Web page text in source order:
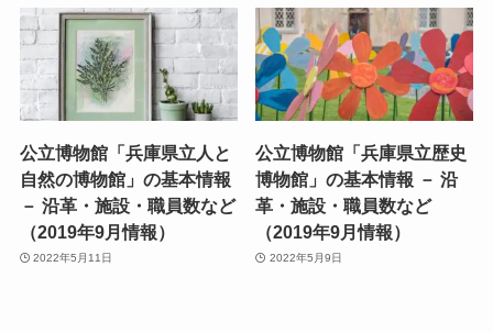
公立博物館「兵庫県立人と
自然の博物館」の基本情報
－ 沿革・施設・職員数など
（2019年9月情報）
2022年5月11日
公立博物館「兵庫県立歴史
博物館」の基本情報 － 沿
革・施設・職員数など
（2019年9月情報）
2022年5月9日